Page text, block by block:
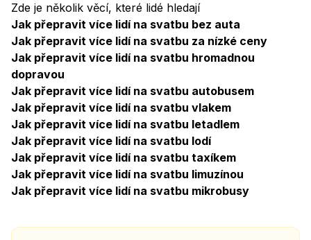
Zde je několik věcí, které lidé hledají
Jak přepravit více lidí na svatbu bez auta
Jak přepravit více lidí na svatbu za nízké ceny
Jak přepravit více lidí na svatbu hromadnou
dopravou
Jak přepravit více lidí na svatbu autobusem
Jak přepravit více lidí na svatbu vlakem
Jak přepravit více lidí na svatbu letadlem
Jak přepravit více lidí na svatbu lodí
Jak přepravit více lidí na svatbu taxíkem
Jak přepravit více lidí na svatbu limuzínou
Jak přepravit více lidí na svatbu mikrobusy